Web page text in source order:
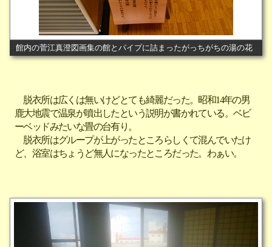
館内の菅江真澄図画集の館とパイプに詰まったがっちがちの湯の花
脱衣所は広くは無いけどとても綺麗だった。昭和14年の男
鹿大地震で温泉が噴出したという説明が書かれている。ベビ
ーベッドみたいな畳の台有り。
脱衣所はグループが上がったところらしくて混んでいたけ
ど、浴室はちょうど無人になったところだった。わぁい。